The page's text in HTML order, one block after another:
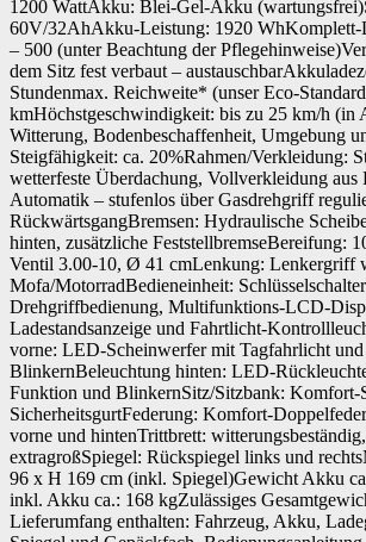
1200 WattAkku: Blei-Gel-Akku
60V/32AhAkku-Leistung: 1920 WhKomplett-
– 500 (unter Beachtung der
dem Sitz fest verbaut –
Stundenmax. Reichweite* (unser Eco-
kmHöchstgeschwindigkeit: bis zu 25 km/h (in
Witterung, Bodenbeschaffenheit, Umgebung
Steigfähigkeit: ca. 20%Rahmen/Verkleidung:
wetterfeste Überdachung, Vollverkleidung aus
Automatik – stufenlos über Gasdrehgriff
RückwärtsgangBremsen: Hydraulische
hinten, zusätzliche FeststellbremseBereifung:
Ventil 3.00-10, Ø 41 cmLenkung: Lenkergriff
Mofa/MotorradBedieneinheit:
Drehgriffbedienung, Multifunktions-LCD-
Ladestandsanzeige und Fahrtlicht-
vorne: LED-Scheinwerfer mit Tagfahrlicht und
BlinkernBeleuchtung hinten: LED-
Funktion und BlinkernSitz/Sitzbank: Komfort-
SicherheitsgurtFederung: Komfort-
vorne und hintenTrittbrett:
extragroßSpiegel: Rückspiegel links und
96 x H 169 cm (inkl. Spiegel)Gewicht Akku
inkl. Akku ca.: 168 kgZulässiges
Lieferumfang enthalten: Fahrzeug, Akku,